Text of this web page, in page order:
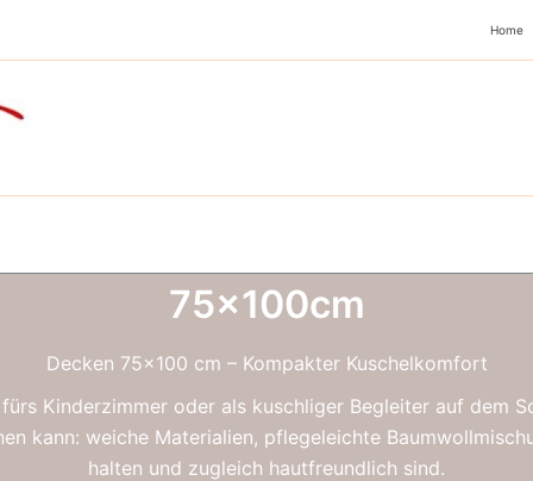
Home
75x100cm
Decken 75×100 cm – Kompakter Kuschelkomfort
Kinderzimmer oder als kuschliger Begleiter auf dem
kann: weiche Materialien, pflegeleichte
halten und zugleich hautfreundlich sind.